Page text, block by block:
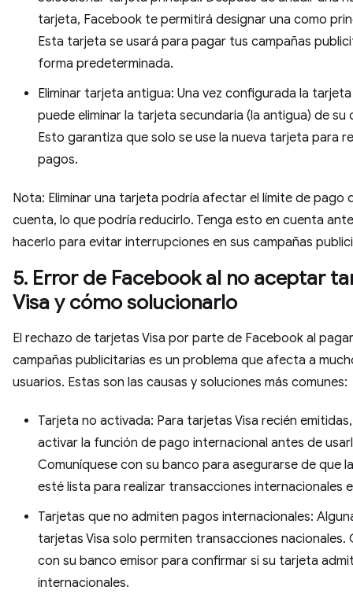
tarjeta, Facebook te permitirá designar una como
Esta tarjeta se usará para pagar tus campañas
forma predeterminada.
Eliminar tarjeta antigua: Una vez configurada la
puede eliminar la tarjeta secundaria (la antigua) de su
Esto garantiza que solo se use la nueva tarjeta para
pagos.
Nota: Eliminar una tarjeta podría afectar el límite de pago
cuenta, lo que podría reducirlo. Tenga esto en cuenta
hacerlo para evitar interrupciones en sus campañas
5. Error de Facebook al no aceptar
Visa y cómo solucionarlo
El rechazo de tarjetas Visa por parte de Facebook al pagar
campañas publicitarias es un problema que afecta a
usuarios. Estas son las causas y soluciones más comunes:
Tarjeta no activada: Para tarjetas Visa recién
activar la función de pago internacional antes de
Comuníquese con su banco para asegurarse de que
esté lista para realizar transacciones internacionales
Tarjetas que no admiten pagos internacionales:
tarjetas Visa solo permiten transacciones nacionales.
con su banco emisor para confirmar si su tarjeta
internacionales.